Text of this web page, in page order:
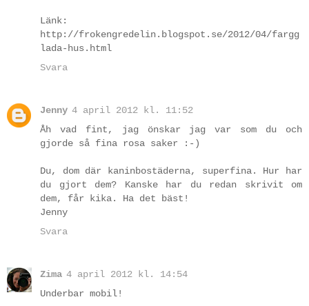
Länk:
http://frokengredelin.blogspot.se/2012/04/fargg
lada-hus.html
Svara
Jenny 4 april 2012 kl. 11:52
Åh vad fint, jag önskar jag var som du och
gjorde så fina rosa saker :-)
Du, dom där kaninbostäderna, superfina. Hur har
du gjort dem? Kanske har du redan skrivit om
dem, får kika. Ha det bäst!
Jenny
Svara
Zima 4 april 2012 kl. 14:54
Underbar mobil!